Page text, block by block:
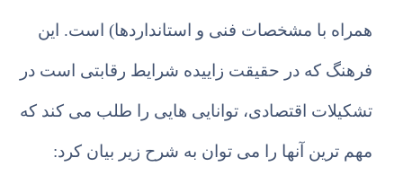
همراه با مشخصات فنی و استانداردها) است. این
فرهنگ که در حقیقت زاییده شرایط رقابتی است در
تشکیلات اقتصادی، توانایی هایی را طلب می کند که
مهم ترین آنها را می توان به شرح زیر بیان کرد: